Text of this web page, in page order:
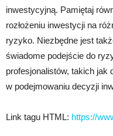
inwestycyjną. Pamiętaj
rozłożeniu inwestycji na
ryzyko. Niezbędne jest
świadome podejście do
profesjonalistów, takich jak
w podejmowaniu decyzji
Link tagu HTML: https://